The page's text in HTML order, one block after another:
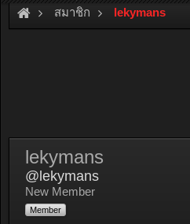
สมาชิก lekymans
lekymans
@lekymans
New Member
Member